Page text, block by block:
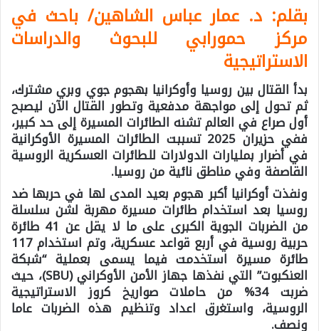
بقلم: د. عمار عباس الشاهين/ باحث في
مركز حمورابي للبحوث والدراسات
الاستراتيجية
بدأ القتال بين روسيا وأوكرانيا بهجوم جوي وبري مشترك،
ثم تحول إلى مواجهة مدفعية وتطور القتال الآن ليصبح
أول صراع في العالم تشنه الطائرات المسيرة إلى حد كبير،
ففي حزيران 2025 تسببت الطائرات المسيرة الأوكرانية
في أضرار بمليارات الدولارات للطائرات العسكرية الروسية
القاصفة وفي مناطق نائية من روسيا.
ونفذت أوكرانيا أكبر هجوم بعيد المدى لها في حربها ضد
روسيا بعد استخدام طائرات مسيرة مهربة لشن سلسلة
من الضربات الجوية الكبرى على ما لا يقل عن 41 طائرة
حربية روسية في أربع قواعد عسكرية، وتم استخدام 117
طائرة مسيرة استخدمت فيما يسمى بعملية “شبكة
العنكبوت” التي نفذها جهاز الأمن الأوكراني (SBU)، حيث
ضربت 34% من حاملات صواريخ كروز الاستراتيجية
الروسية، واستغرق اعداد وتنظيم هذه الضربات عاما
ونصف.